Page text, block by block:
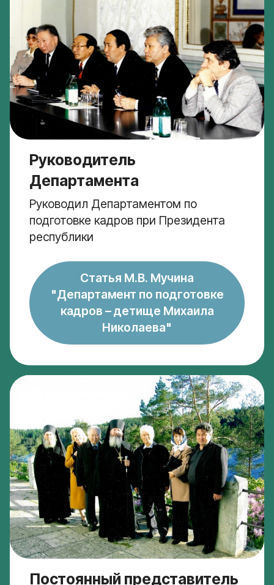
Руководитель
Департамента
Руководил Департаментом по
подготовке кадров при Президента
республики
Статья М.В. Мучина
"Департамент по подготовке
кадров – детище Михаила
Николаева"
Постоянный представитель